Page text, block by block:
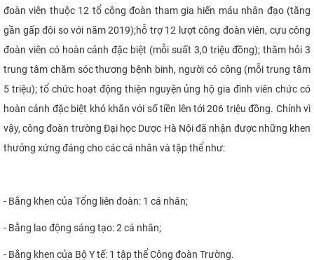
đoàn viên thuộc 12 tổ công đoàn tham gia hiến máu nhân đạo (tăng
gần gấp đôi so với năm 2019);hỗ trợ 12 lượt công đoàn viên, cựu công
đoàn viên có hoàn cảnh đặc biệt (mỗi suất 3,0 triệu đồng); thăm hỏi 3
trung tâm chăm sóc thương bệnh binh, người có công (mỗi trung tâm
5 triệu); tổ chức hoạt động thiện nguyện ủng hộ gia đình viên chức có
hoàn cảnh đặc biệt khó khăn với số tiền lên tới 206 triệu đồng. Chính vì
vậy, công đoàn trường Đại học Dược Hà Nội đã nhận được những khen
thưởng xứng đáng cho các cá nhân và tập thể như:
- Bằng khen của Tổng liên đoàn: 1 cá nhân;
- Bằng lao động sáng tạo: 2 cá nhân;
- Bằng khen của Bộ Y tế: 1 tập thể Công đoàn Trường.